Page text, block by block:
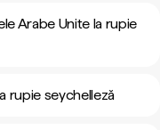
Arabe Unite la rupie
rupie seychelleză